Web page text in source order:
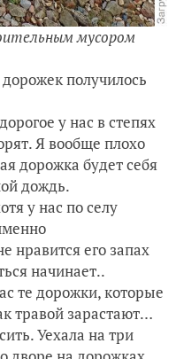
мусором
получилось
у нас в степях
Я вообще плохо
дорожка будет себя
дождь.
у нас по селу
нравится его запах
начинает..
те дорожки, которые
травой зарастают…
Уехала на три